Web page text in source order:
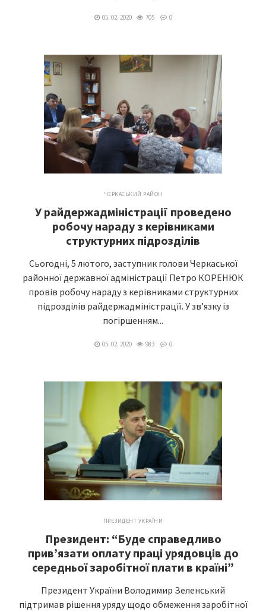
05. 02. 2020 705 0
ЧЕРКАСЬКИЙ РАЙОН
У райдержадміністрації проведено
робочу нараду з керівниками
структурних підрозділів
Сьогодні, 5 лютого, заступник голови Черкаської
районної державної адміністрації Петро КОРЕНЮК
провів робочу нараду з керівниками структурних
підрозділів райдержадміністрації. У зв’язку із
погіршенням...
05. 02. 2020 983 0
ПРЕЗИДЕНТ УКРАЇНИ
Президент: “Буде справедливо
прив’язати оплату праці урядовців до
середньої заробітної плати в країні”
Президент України Володимир Зеленський
підтримав рішення уряду щодо обмеження заробітної